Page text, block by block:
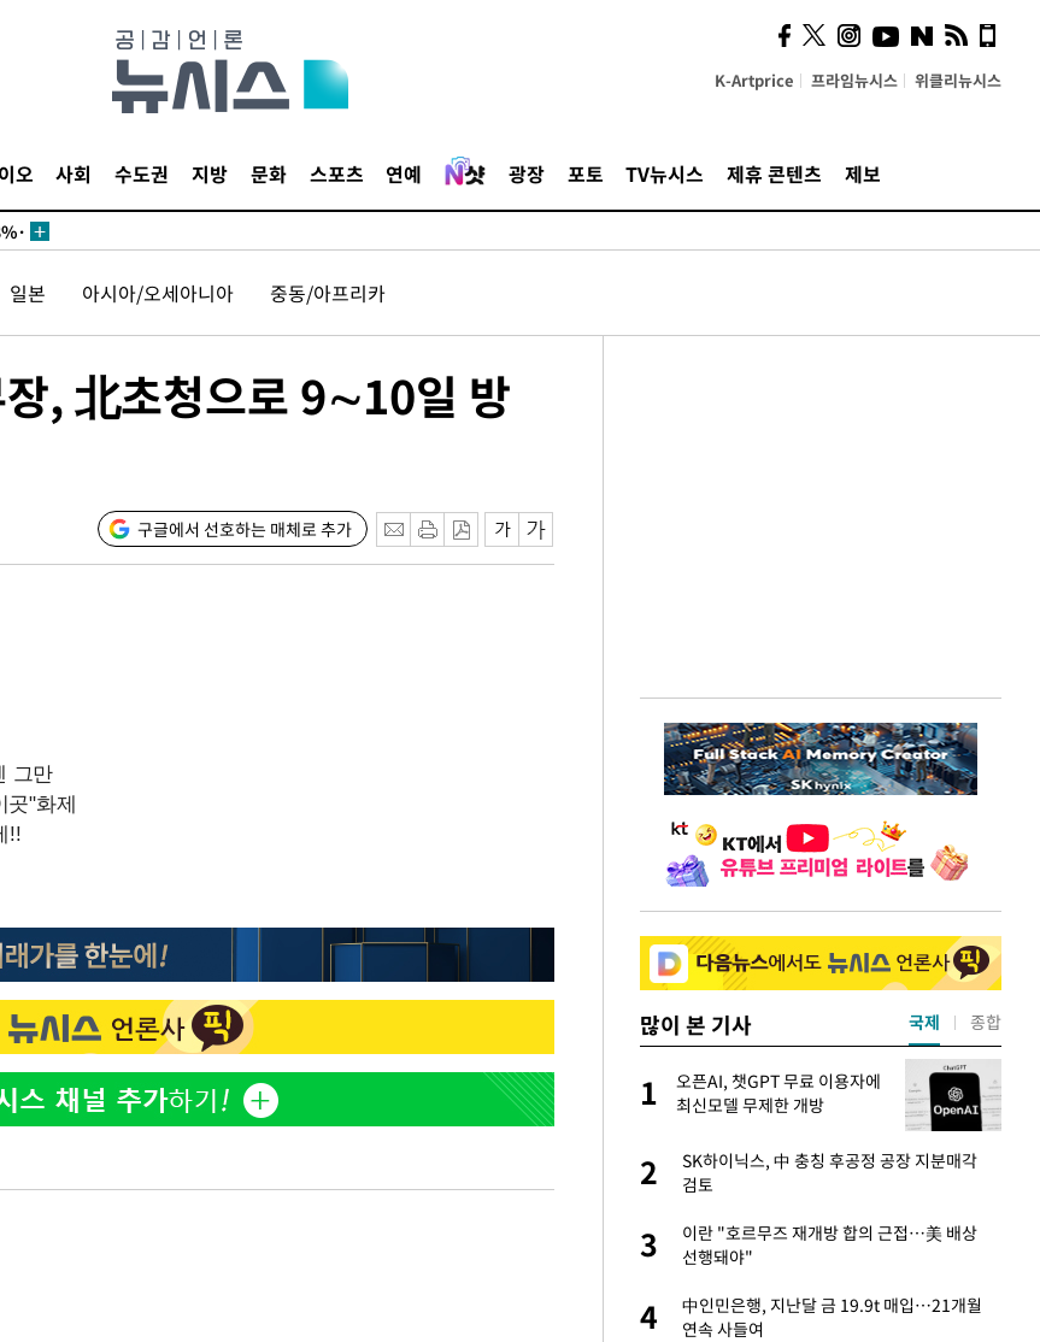
K-Artprice 프라임뉴시스 위클리뉴시스
오 사회 수도권 지방 문화 스포츠 연예 광장 포토 TV뉴시스 제휴 콘텐츠 제보
청
"
한
청
일본 아시아/오세아니아 중동/아프리카
, 北초청으로 9∼10일 방
구글에서 선호하는 매체로 추가
많이 본 기사
김희철, 거꾸로 걸린 광복절
팬들 '걱정'
1
오픈AI, 챗GPT 무료 이용자에
최신모델 무제한 개방
2
SK하이닉스, 中 충칭 후공정 공장 지분매각
검토
3
이란 "호르무즈 재개방 합의 근접…美 배상
선행돼야"
4
中인민은행, 지난달 금 19.9t 매입…21개월
연속 사들여
국제 종합